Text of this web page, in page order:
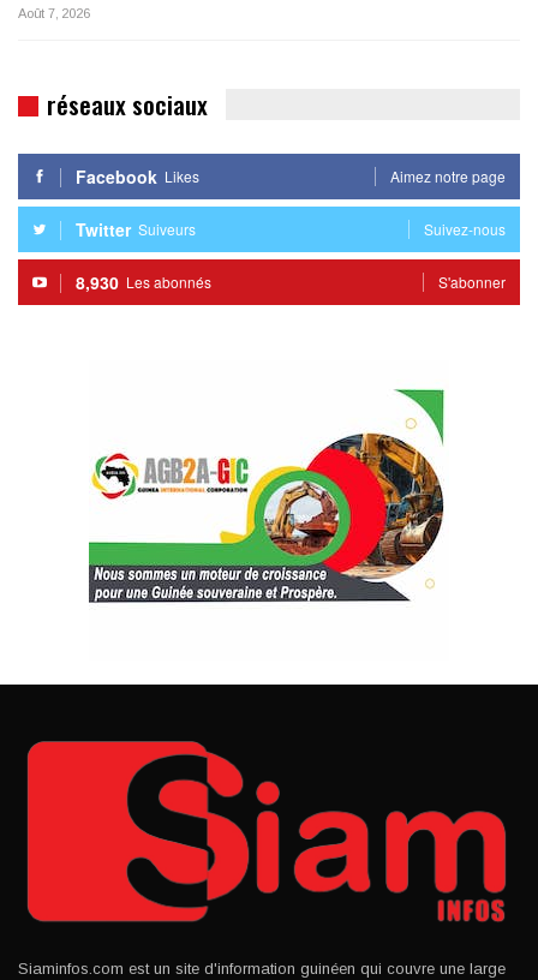
Août 7, 2026
réseaux sociaux
Facebook Likes Aimez notre page
Twitter Suiveurs Suivez-nous
8,930 Les abonnés S'abonner
Siaminfos.com est un site d'information guinéen qui couvre une large